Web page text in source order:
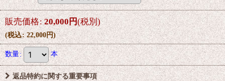
販売価格: 20,000円(税別)
(税込: 22,000円)
数量: 本
返品特約に関する重要事項